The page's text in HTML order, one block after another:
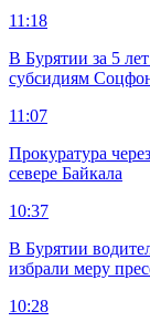
11:18
В Бурятии за 5
субсидиям
11:07
Прокуратура
севере Байкала
10:37
В Бурятии
избрали меру
10:28